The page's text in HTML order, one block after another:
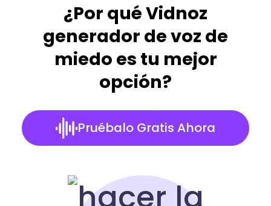
¿Por qué Vidnoz
generador de voz de
miedo es tu mejor
opción?
Pruébalo Gratis Ahora